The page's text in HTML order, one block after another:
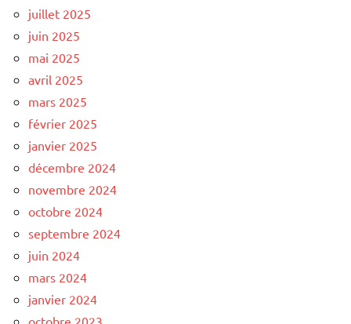
juillet 2025
juin 2025
mai 2025
avril 2025
mars 2025
février 2025
janvier 2025
décembre 2024
novembre 2024
octobre 2024
septembre 2024
juin 2024
mars 2024
janvier 2024
octobre 2023